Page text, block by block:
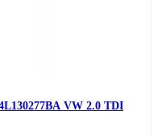
VW 2.0 TDI